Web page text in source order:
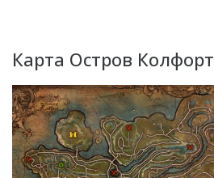
Карта Остров Колфорт